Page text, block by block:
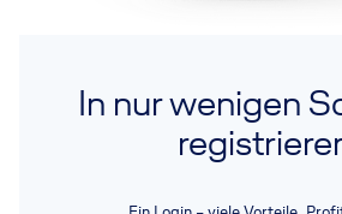
In nur wenigen